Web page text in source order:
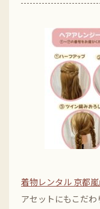
着物レンタル 京都
アセットにもこだ